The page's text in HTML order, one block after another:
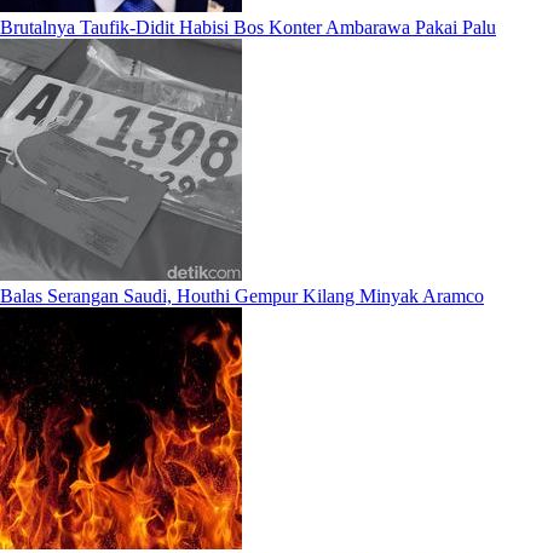
Brutalnya Taufik-Didit Habisi Bos Konter Ambarawa Pakai Palu
Balas Serangan Saudi, Houthi Gempur Kilang Minyak Aramco